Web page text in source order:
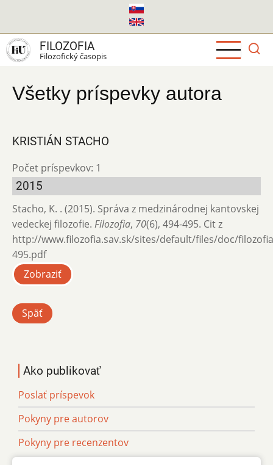
hlavný
obsah
FILOZOFIA
Filozofický časopis
Všetky príspevky autora
KRISTIÁN STACHO
Počet príspevkov: 1
2015
Stacho, K. . (2015). Správa z medzinárodnej kantovskej
vedeckej filozofie. Filozofia, 70(6), 494-495. Cit z
http://www.filozofia.sav.sk/sites/default/files/doc/
495.pdf
Zobraziť
Späť
Ako publikovať
Poslať príspevok
Pokyny pre autorov
Pokyny pre recenzentov